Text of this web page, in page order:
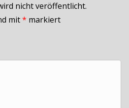
nicht veröffentlicht.
mit* markiert